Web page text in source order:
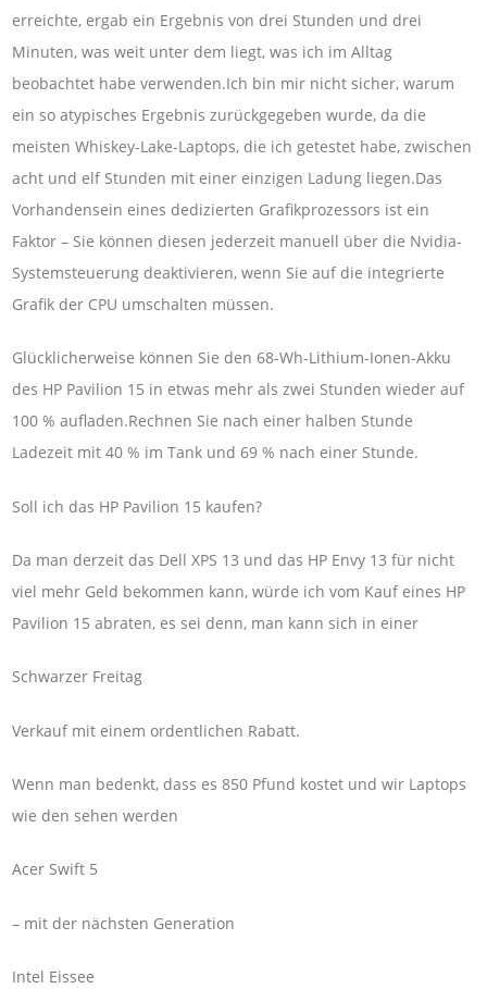
erreichte, ergab ein Ergebnis von drei Stunden und drei
Minuten, was weit unter dem liegt, was ich im Alltag
beobachtet habe verwenden.Ich bin mir nicht sicher, warum
ein so atypisches Ergebnis zurückgegeben wurde, da die
meisten Whiskey-Lake-Laptops, die ich getestet habe, zwischen
acht und elf Stunden mit einer einzigen Ladung liegen.Das
Vorhandensein eines dedizierten Grafikprozessors ist ein
Faktor – Sie können diesen jederzeit manuell über die Nvidia-
Systemsteuerung deaktivieren, wenn Sie auf die integrierte
Grafik der CPU umschalten müssen.
Glücklicherweise können Sie den 68-Wh-Lithium-Ionen-Akku
des HP Pavilion 15 in etwas mehr als zwei Stunden wieder auf
100 % aufladen.Rechnen Sie nach einer halben Stunde
Ladezeit mit 40 % im Tank und 69 % nach einer Stunde.
Soll ich das HP Pavilion 15 kaufen?
Da man derzeit das Dell XPS 13 und das HP Envy 13 für nicht
viel mehr Geld bekommen kann, würde ich vom Kauf eines HP
Pavilion 15 abraten, es sei denn, man kann sich in einer
Schwarzer Freitag
Verkauf mit einem ordentlichen Rabatt.
Wenn man bedenkt, dass es 850 Pfund kostet und wir Laptops
wie den sehen werden
Acer Swift 5
– mit der nächsten Generation
Intel Eissee